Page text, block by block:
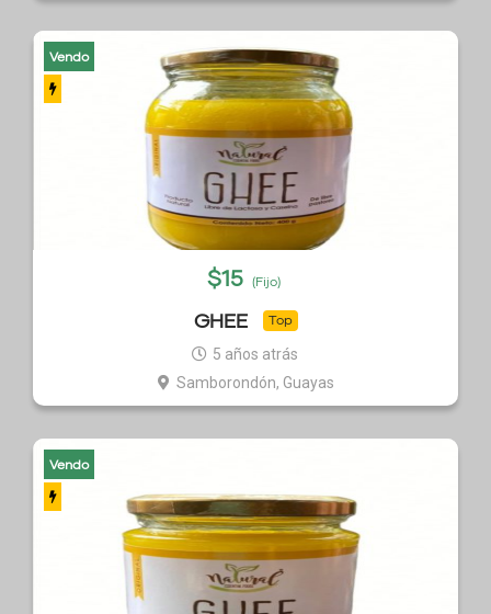
Vendo
$15 (Fijo)
GHEE Top
5 años atrás
Samborondón, Guayas
Vendo